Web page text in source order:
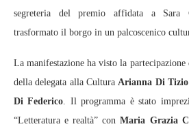
segreteria del premio affidata a Sara
trasformato il borgo in un palcoscenico
La manifestazione ha visto la partecipazione
della delegata alla Cultura Arianna Di Tizio
Di Federico . Il programma è stato
“Letteratura e realtà” conMaria Grazia